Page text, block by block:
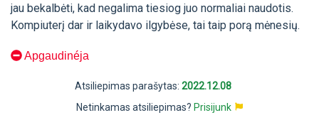
jau bekalbėti, kad negalima tiesiog juo normaliai naudotis.
Kompiuterį dar ir laikydavo ilgybėse, tai taip porą mėnesių.
Apgaudinéja
Atsiliepimas parašytas: 2022.12.08
Netinkamas atsiliepimas? Prisijunk